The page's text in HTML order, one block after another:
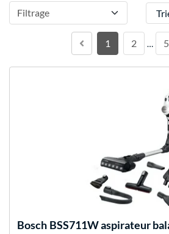
Filtrage Trier
1 2 … 5
Bosch BSS711W aspirateur